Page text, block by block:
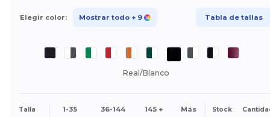
Elegir color: Mostrar todo + 9 Tabla de tallas
Real/Blanco
Talla 1-35 36-144 145 + Más Stock